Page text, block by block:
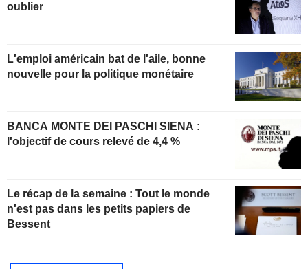
oublier
L'emploi américain bat de l'aile, bonne
nouvelle pour la politique monétaire
BANCA MONTE DEI PASCHI SIENA :
l'objectif de cours relevé de 4,4 %
Le récap de la semaine : Tout le monde
n'est pas dans les petits papiers de
Bessent